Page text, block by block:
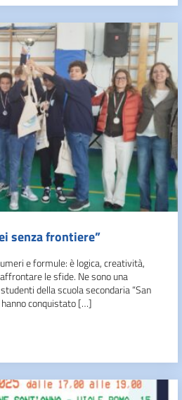
senza frontiere”
e formule: è logica, creatività,
le sfide. Ne sono una
della scuola secondaria “San
hanno conquistato […]